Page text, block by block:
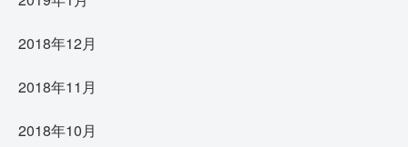
2018年12月
2018年11月
2018年10月